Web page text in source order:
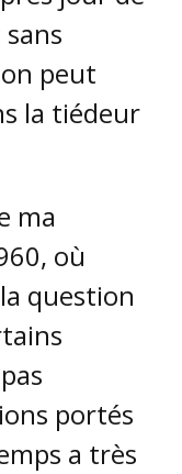
peut
la tiédeur
ma
où
question
portés
a très